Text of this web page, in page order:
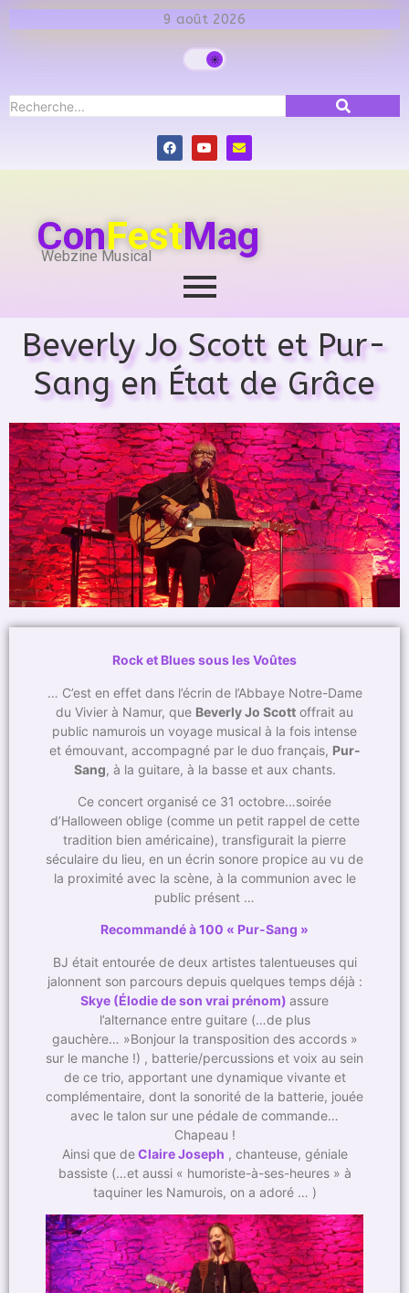
9 août 2026
ConFestMag
Webzine Musical
Beverly Jo Scott et Pur-
Sang en État de Grâce
Rock et Blues sous les Voûtes
… C’est en effet dans l’écrin de l’Abbaye Notre-Dame
du Vivier à Namur, que Beverly Jo Scott offrait au
public namurois un voyage musical à la fois intense
et émouvant, accompagné par le duo français, Pur-
Sang, à la guitare, à la basse et aux chants.
Ce concert organisé ce 31 octobre…soirée
d’Halloween oblige (comme un petit rappel de cette
tradition bien américaine), transfigurait la pierre
séculaire du lieu, en un écrin sonore propice au vu de
la proximité avec la scène, à la communion avec le
public présent …
Recommandé à 100 « Pur-Sang »
BJ était entourée de deux artistes talentueuses qui
jalonnent son parcours depuis quelques temps déjà :
Skye (Élodie de son vrai prénom) assure
l’alternance entre guitare (…de plus
gauchère… »Bonjour la transposition des accords »
sur le manche !) , batterie/percussions et voix au sein
de ce trio, apportant une dynamique vivante et
complémentaire, dont la sonorité de la batterie, jouée
avec le talon sur une pédale de commande…
Chapeau !
Ainsi que de Claire Joseph , chanteuse, géniale
bassiste (…et aussi « humoriste-à-ses-heures » à
taquiner les Namurois, on a adoré … )